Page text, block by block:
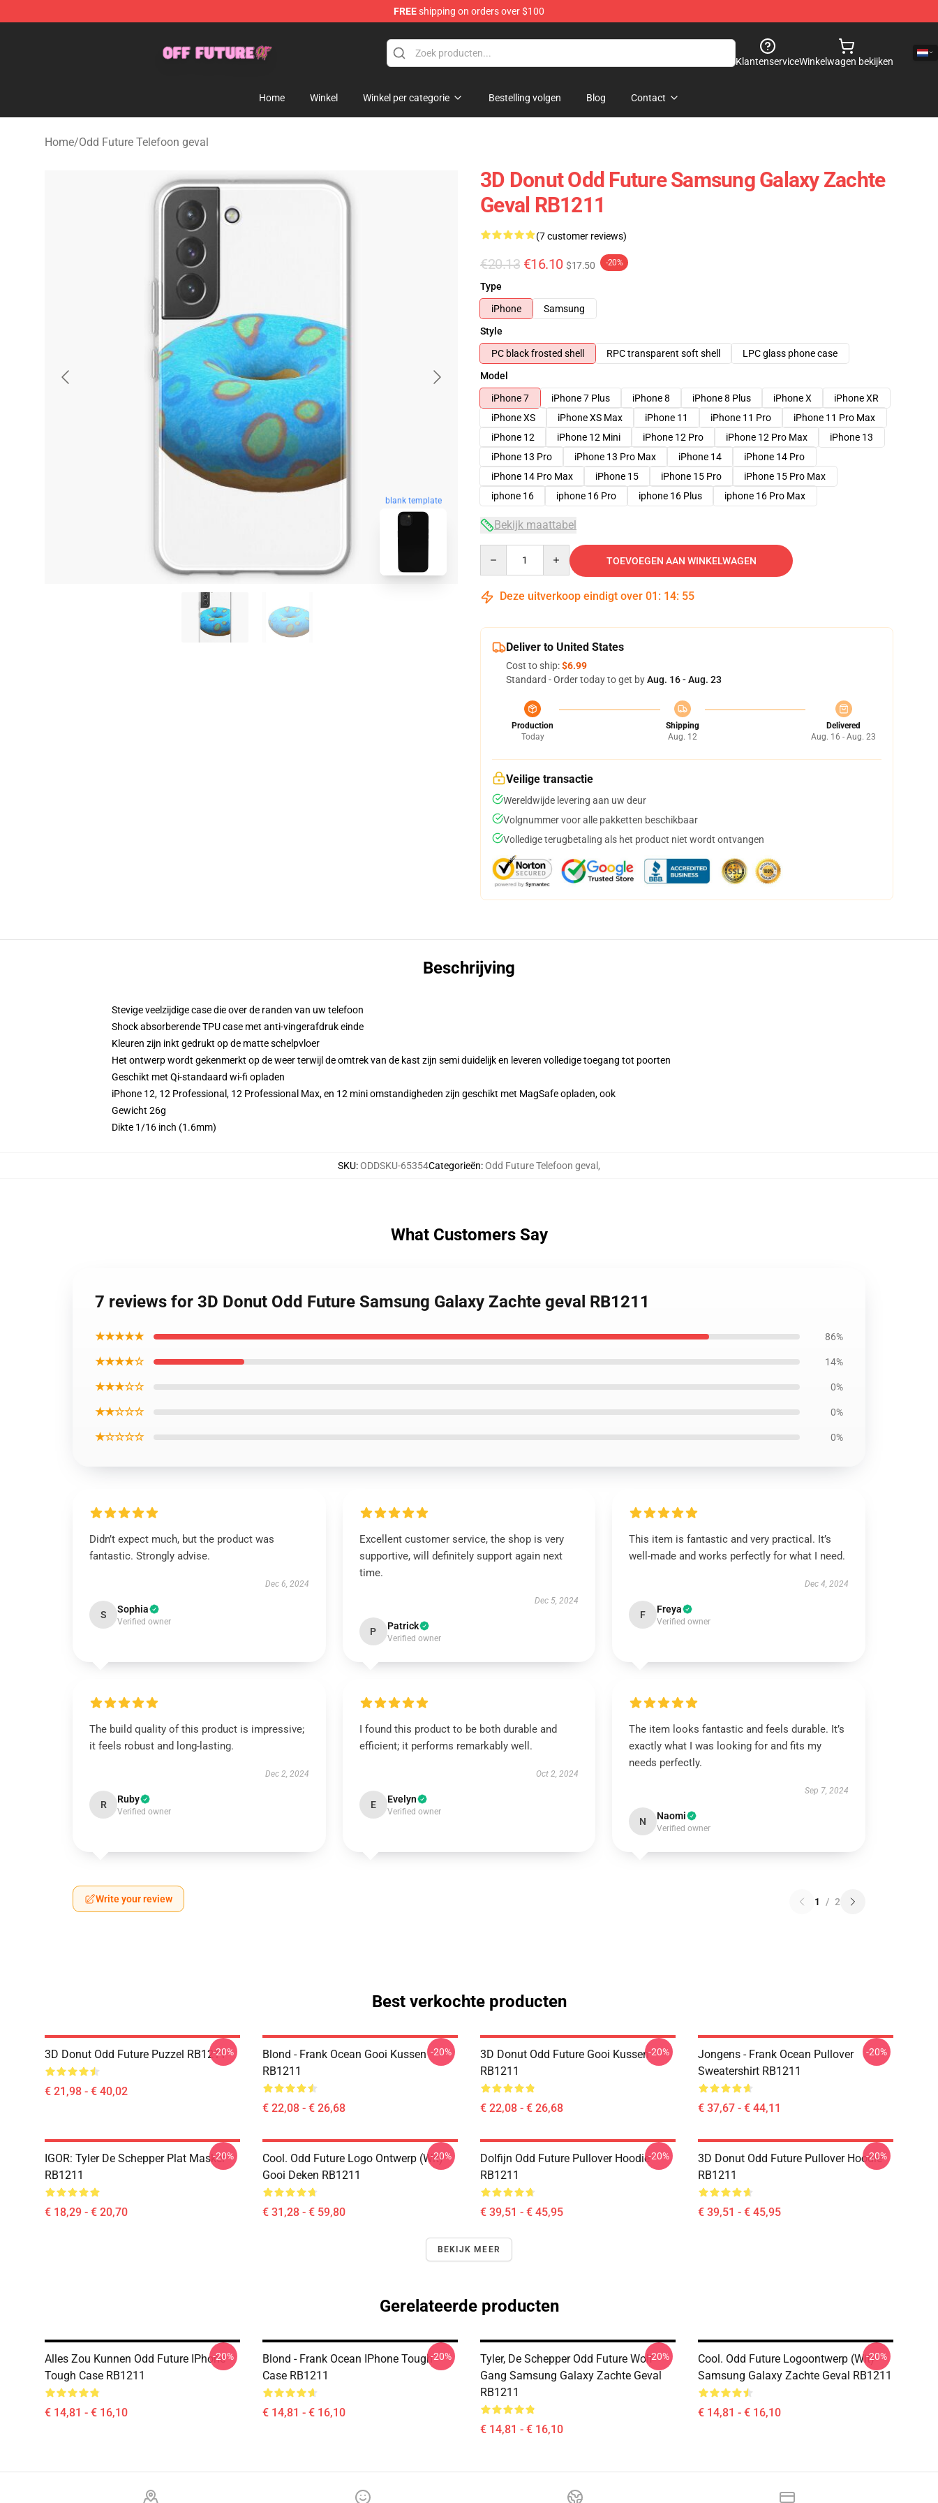
FREEshipping on orders over $100
KlantenserviceWinkelwagen bekijken
Home Winkel Winkel per categorie Bestelling volgen Blog Contact
Home/Odd Future Telefoon geval
blank template
3D Donut Odd Future Samsung Galaxy Zachte
Geval RB1211
(7 customer reviews)
€20.13 €16.10 $17.50 -20%
Type
iPhone
Samsung
Style
PC black frosted shell
RPC transparent soft shell
LPC glass phone case
Model
iPhone 7
iPhone 7 Plus iPhone 8 iPhone 8 Plus iPhone X
iPhone XR
iPhone XS
iPhone XS Max iPhone 11 iPhone 11 Pro
iPhone 11 Pro Max
iPhone 12
iPhone 12 Mini iPhone 12 Pro iPhone 12 Pro Max
iPhone 13
iPhone 13 Pro
iPhone 13 Pro Max iPhone 14
iPhone 14 Pro
iPhone 14 Pro Max
iPhone 15 iPhone 15 Pro
iPhone 15 Pro Max
iphone 16
iphone 16 Pro iphone 16 Plus iphone 16 Pro Max
Bekijk maattabel
TOEVOEGEN AAN WINKELWAGEN
Deze uitverkoop eindigt over 01 : 14: 54
Deliver to United States
Cost to ship:$6.99
Standard - Order today to get byAug. 16 - Aug. 23
Production
Today
Shipping
Aug. 12
Delivered
Aug. 16 - Aug. 23
Veilige transactie
Wereldwijde levering aan uw deur
Volgnummer voor alle pakketten beschikbaar
Volledige terugbetaling als het product niet wordt ontvangen
Beschrijving
Stevige veelzijdige case die over de randen van uw telefoon
Shock absorberende TPU case met anti-vingerafdruk einde
Kleuren zijn inkt gedrukt op de matte schelpvloer
Het ontwerp wordt gekenmerkt op de weer terwijl de omtrek van de kast zijn semi duidelijk en leveren volledige toegang tot poorten
Geschikt met Qi-standaard wi-fi opladen
iPhone 12, 12 Professional, 12 Professional Max, en 12 mini omstandigheden zijn geschikt met MagSafe opladen, ook
Gewicht 26g
Dikte 1/16 inch (1.6mm)
SKU:ODDSKU-65354Categorieën:Odd Future Telefoon geval ,
What Customers Say
7 reviews for 3D Donut Odd Future Samsung Galaxy Zachte geval RB1211
★★★★★ 86%
★★★★☆ 14%
★★★☆☆ 0%
★★☆☆☆ 0%
★☆☆☆☆ 0%
Didn’t expect much, but the product was
fantastic. Strongly advise.
Dec 6, 2024
S Sophia
Verified owner
Excellent customer service, the shop is very
supportive, will definitely support again next
time.
Dec 5, 2024
P Patrick
Verified owner
This item is fantastic and very practical. It’s
well-made and works perfectly for what I need.
Dec 4, 2024
F Freya
Verified owner
The build quality of this product is impressive;
it feels robust and long-lasting.
Dec 2, 2024
R Ruby
Verified owner
I found this product to be both durable and
efficient; it performs remarkably well.
Oct 2, 2024
E Evelyn
Verified owner
The item looks fantastic and feels durable. It’s
exactly what I was looking for and fits my
needs perfectly.
Sep 7, 2024
N Naomi
Verified owner
Write your review 1 / 2
Best verkochte producten
3D Donut Odd Future Puzzel RB1211
€ 21,98 - € 40,02
-20%
Blond - Frank Ocean Gooi Kussen
RB1211
€ 22,08 - € 26,68
-20%
3D Donut Odd Future Gooi Kussen
RB1211
€ 22,08 - € 26,68
-20%
Jongens - Frank Ocean Pullover
Sweatershirt RB1211
€ 37,67 - € 44,11
-20%
IGOR: Tyler De Schepper Plat Masker
RB1211
€ 18,29 - € 20,70
-20%
Cool. Odd Future Logo Ontwerp (wit)
Gooi Deken RB1211
€ 31,28 - € 59,80
-20%
Dolfijn Odd Future Pullover Hoodie
RB1211
€ 39,51 - € 45,95
-20%
3D Donut Odd Future Pullover Hoodie
RB1211
€ 39,51 - € 45,95
-20%
BEKIJK MEER
Gerelateerde producten
Alles Zou Kunnen Odd Future IPhone
Tough Case RB1211
€ 14,81 - € 16,10
-20%
Blond - Frank Ocean IPhone Tough
Case RB1211
€ 14,81 - € 16,10
-20%
Tyler, De Schepper Odd Future Wolf
Gang Samsung Galaxy Zachte Geval
RB1211
€ 14,81 - € 16,10
-20%
Cool. Odd Future Logoontwerp (wit)
Samsung Galaxy Zachte Geval RB1211
€ 14,81 - € 16,10
-20%